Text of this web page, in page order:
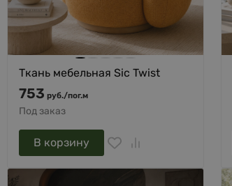
Ткань мебельная Sic Twist
753 руб./пог.м
Под заказ
В корзину